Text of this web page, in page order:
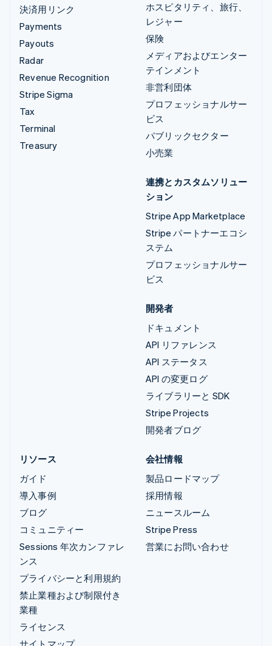
決済用リンク
Payments
Payouts
Radar
Revenue Recognition
Stripe Sigma
Tax
Terminal
Treasury
ホスピタリティ、旅行、
レジャー
保険
メディアおよびエンター
テインメント
非営利団体
プロフェッショナルサー
ビス
パブリックセクター
小売業
連携とカスタムソリュー
ション
Stripe App Marketplace
Stripe パートナーエコシ
ステム
プロフェッショナルサー
ビス
開発者
ドキュメント
API リファレンス
API ステータス
API の変更ログ
ライブラリーと SDK
Stripe Projects
開発者ブログ
リソース
ガイド
導入事例
ブログ
コミュニティー
Sessions 年次カンファレ
ンス
プライバシーと利用規約
禁止業種および制限付き
業種
ライセンス
会社情報
製品ロードマップ
採用情報
ニュースルーム
Stripe Press
営業にお問い合わせ